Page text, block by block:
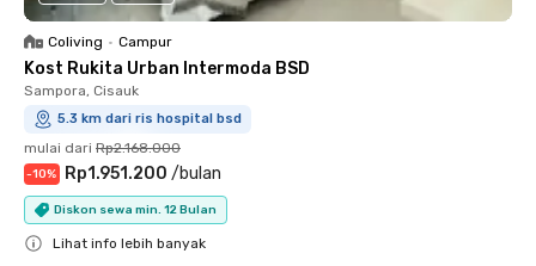
Coliving • Campur
Kost Rukita Urban Intermoda BSD
Sampora, Cisauk
5.3 km dari ris hospital bsd
mulai dari Rp2.168.000
-10% Rp1.951.200 /bulan
Diskon sewa min. 12 Bulan
Lihat info lebih banyak